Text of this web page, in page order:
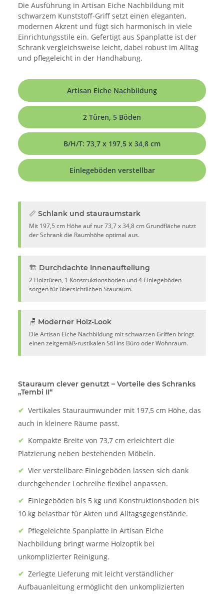
Die Ausführung in Artisan Eiche Nachbildung mit
schwarzem Kunststoff-Griff setzt einen eleganten,
modernen Akzent und fügt sich harmonisch in viele
Einrichtungsstile ein. Gefertigt aus Spanplatte ist der
Schrank vergleichsweise leicht, dabei robust im Alltag
und pflegeleicht in der Handhabung.
Artisan Eiche Nachbildung
2 Türen, 5 Böden
B/H/T: 73,7 x 197,5 x 34,8 cm
Einlegeböden verstellbar
📏 Schlank und stauraumstark
Mit 197,5 cm Höhe auf nur 73,7 x 34,8 cm Grundfläche nutzt
der Schrank die Raumhöhe optimal aus.
🏗️ Durchdachte Innenaufteilung
2 Holztüren, 1 Konstruktionsboden und 4 Einlegeböden
sorgen für übersichtlichen Stauraum.
🪑 Moderner Holz-Look
Die Artisan Eiche Nachbildung mit schwarzen Griffen bringt
einen zeitgemäß-rustikalen Stil ins Büro oder Wohnraum.
Stauraum clever genutzt – Vorteile des Schranks
„Tembi II“
✔ Vertikales Stauraumwunder mit 197,5 cm Höhe, das
auch in kleinere Räume passt.
✔ Kompakte Breite von 73,7 cm erleichtert die
Platzierung neben bestehenden Möbeln.
✔ Vier verstellbare Einlegeböden lassen sich dank
durchgehender Lochreihe flexibel anpassen.
✔ Einlegeböden bis 5 kg und Konstruktionsboden bis
10 kg belastbar für Akten und Alltagsgegenstände.
✔ Pflegeleichte Spanplatte in Artisan Eiche
Nachbildung bringt warme Holzoptik bei
unkomplizierter Reinigung.
✔ Zerlegte Lieferung mit leicht verständlicher
Aufbauanleitung ermöglicht den unkomplizierten